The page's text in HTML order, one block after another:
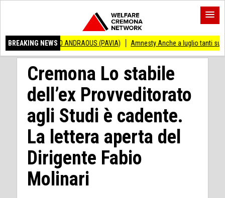
BREAKING NEWS
ANDRAOUS (PAVIA) Amnesty Anche a luglio tanti successi ed
Cremona Lo stabile
dell’ex Provveditorato
agli Studi è cadente.
La lettera aperta del
Dirigente Fabio
Molinari